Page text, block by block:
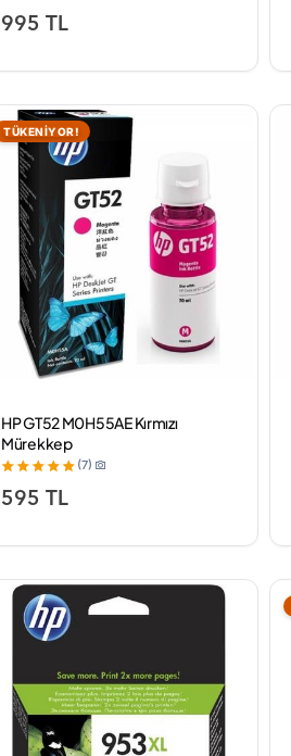
995 TL
TÜKENİYOR!
HP GT52 M0H55AE Kırmızı
Mürekkep
(7)
595 TL